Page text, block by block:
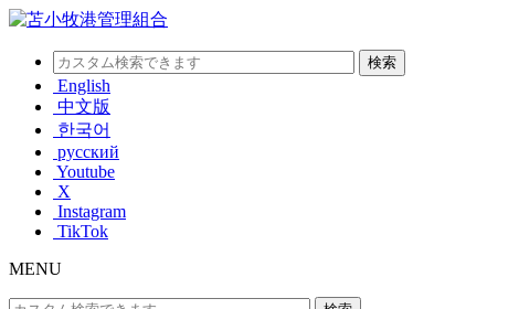
English
中文版
한국어
русский
Youtube
X
Instagram
TikTok
MENU